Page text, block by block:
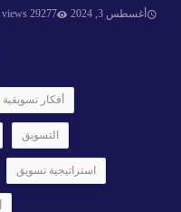
أغسطس 3, 2024 29277 views
أفكار تسويقية
التسويق
استراتيجية تسويق